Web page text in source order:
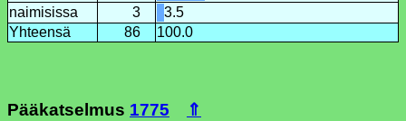
naimisissa
3
3.5
Yhteensä
86 100.0
Pääkatselmus 1775 ⇑